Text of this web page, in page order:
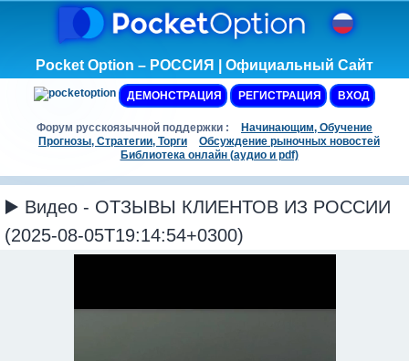
Pocket Option – РОССИЯ | Официальный Сайт
ДЕМОНСТРАЦИЯ РЕГИСТРАЦИЯ ВХОД
Форум русскоязычной поддержки :
Начинающим, Обучение
Прогнозы, Стратегии, Торги
Обсуждение рыночных новостей
Библиотека онлайн (аудио и pdf)
▶️ Видео - ОТЗЫВЫ КЛИЕНТОВ ИЗ РОССИИ
(2025-08-05T19:14:54+0300)